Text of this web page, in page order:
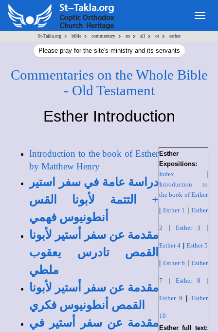
St-Takla.org > bible > commentary > en > all > ot > esther
Please pray for the site's ministry and its servants
Commentaries on the Whole Bible
- Old Testament
Esther Introduction
Esther
Expositions:
Index
Introduction to
the book of Esther
Esther 1 Esther
2 Esther 3
Esther 4 Esther 5
Esther 6 Esther
7 Esther 8
Esther 9 |Esther
10
Esther full text:
Introduction to the book of Esther
by Matthew Henry
دراسة عامة في سفر استير
+ التتمة لأبونا القس
أنطونيوس فهمي
مقدمة عن سفر أستير لأبونا
القمص تادرس يعقوب
ملطي
مقدمة عن سفر أستير لأبونا
القمص أنطونيوس فكري
مقدمة عن سفر أستير في